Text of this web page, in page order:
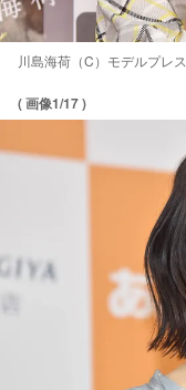
川島海荷（C）モデルプレス
( 画像1/17 )